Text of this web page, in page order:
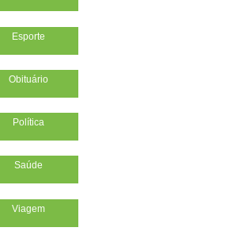
Esporte
Obituário
Política
Saúde
Viagem